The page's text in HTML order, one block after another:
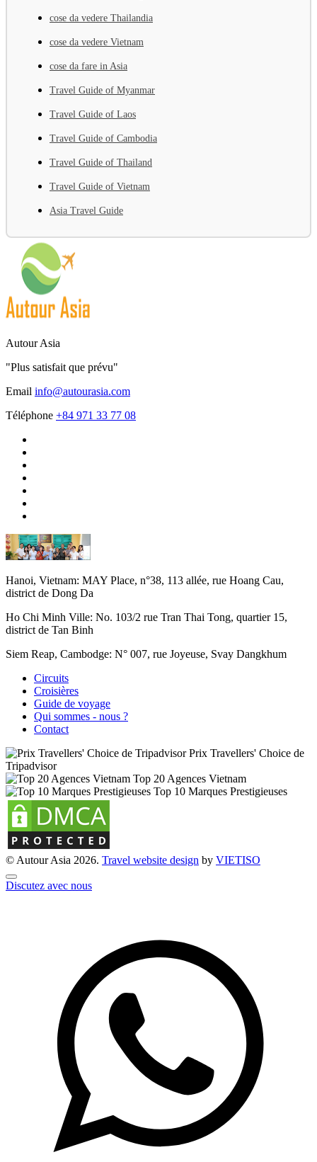
cose da vedere Thailandia
cose da vedere Vietnam
cose da fare in Asia
Travel Guide of Myanmar
Travel Guide of Laos
Travel Guide of Cambodia
Travel Guide of Thailand
Travel Guide of Vietnam
Asia Travel Guide
Autour Asia
"Plus satisfait que prévu"
Email info@autourasia.com
Téléphone +84 971 33 77 08
Hanoi, Vietnam: MAY Place, n°38, 113 allée, rue Hoang Cau,
district de Dong Da
Ho Chi Minh Ville: No. 103/2 rue Tran Thai Tong, quartier 15,
district de Tan Binh
Siem Reap, Cambodge: N° 007, rue Joyeuse, Svay Dangkhum
Circuits
Croisières
Guide de voyage
Qui sommes - nous ?
Contact
Prix Travellers' Choice de
Tripadvisor
Top 20 Agences Vietnam
Top 10 Marques Prestigieuses
© Autour Asia 2026. Travel website design by VIETISO
Discutez avec nous